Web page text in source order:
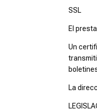
SSL
El
Un
La